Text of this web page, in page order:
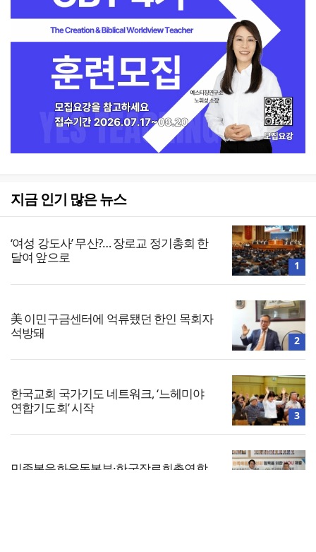
지금 인기 많은 뉴스
‘여성 강도사’ 무산?… 장로교 정기총회 한
달여 앞으로
1
美 이민구금센터에 억류됐던 한인 목회자
석방돼
2
한국교회 국가기도 네트워크, ‘느헤미야
연합기도회’ 시작
3
민족복음화운동본부·한국장로회총연합